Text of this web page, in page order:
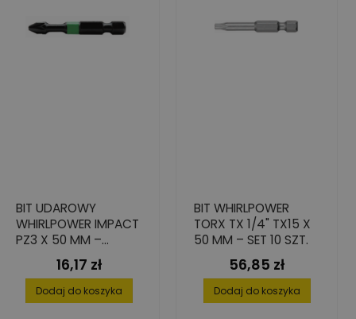
BIT UDAROWY
WHIRLPOWER IMPACT
PZ3 X 50 MM –
WYSOKA TRWAŁOŚĆ,
Cena
16,17 zł
Dodaj do koszyka
BIT WHIRLPOWER
TORX TX 1/4" TX15 X
50 MM – SET 10 SZT.
Cena
56,85 zł
Dodaj do koszyka